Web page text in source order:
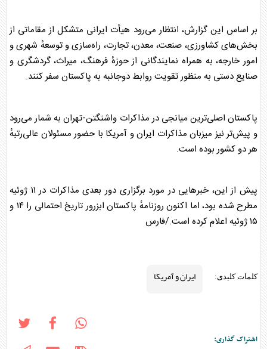
بر اساس این گزارش، انتظار می‌رود هیأت ایرانی متشکل از مقاماتی از
بخش‌های کشاورزی، صنعت، معدن، تجارت، راه‌سازی و توسعهٔ شهری و
امور خارجه، به همراه نمایندگانی از حوزهٔ فرهنگ، میراث، گردشگری و
صنایع دستی به منظور تقویت روابط دوجانبه به پاکستان سفر کنند.
پاکستان اصلی‌ترین میانجی در مذاکرات واشنگتن-تهران به شمار می‌رود
و پیش‌تر نیز میزبان مذاکرات ایران و آمریکا با حضور مسئولان عالی‌رتبهٔ
هر دو کشور بوده است.
پیش از این، خبرهایی در مورد برگزاری دور بعدی مذاکرات در ۱۱ ژوئیه
مطرح شده بود، اما اکنون روزنامهٔ پاکستان ابزرور تاریخ احتمالی را ۱۴ و
۱۵ ژوئیه اعلام کرده است./فارس
کلمات کلیدی: ایران و آمریکا
اشتراک گذاری: